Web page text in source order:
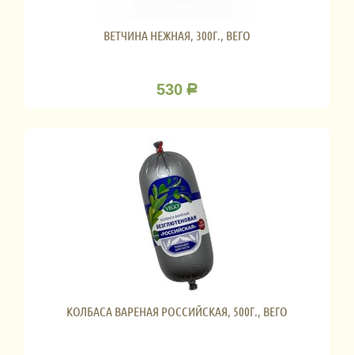
ВЕТЧИНА НЕЖНАЯ, 300Г., ВЕГО
530 Р
КОЛБАСА ВАРЕНАЯ РОССИЙСКАЯ, 500Г., ВЕГО